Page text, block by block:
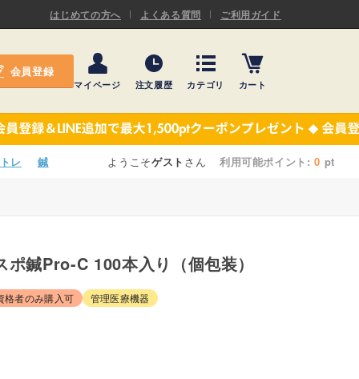
はじめての方へ よくある質問 ご利用ガイド
会員登録
マイページ 注文履歴 カテゴリ
ASキネシオロジーテープ
施術ベッド・マクラ
院内設備・備品
カート
レ 鍼 ようこそゲスト さん 利用可能ポイント:0 pt
ポ鍼Pro-C 100本入り（個包装）
格者のみ購入可 管理医療機器
機材・機材消耗品
テーピング
施術ベッド・マクラ
事務用品・日用品
【楽トレ】機器付属品